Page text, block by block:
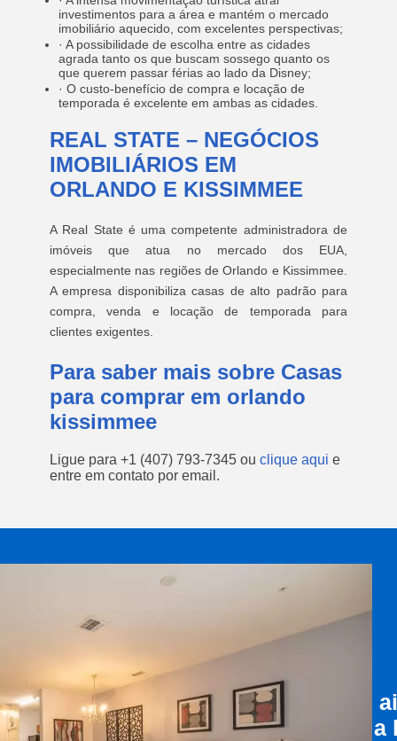
investimentos para a área e mantém o mercado
imobiliário aquecido, com excelentes perspectivas;
· A possibilidade de escolha entre as cidades
agrada tanto os que buscam sossego quanto os
que querem passar férias ao lado da Disney;
· O custo-benefício de compra e locação de
temporada é excelente em ambas as cidades.
REAL STATE – NEGÓCIOS
IMOBILIÁRIOS EM
ORLANDO E KISSIMMEE
A Real State é uma competente administradora de
imóveis que atua no mercado dos EUA,
especialmente nas regiões de Orlando e Kissimmee.
A empresa disponibiliza casas de alto padrão para
compra, venda e locação de temporada para
clientes exigentes.
Para saber mais sobre Casas
para comprar em orlando
kissimmee
Ligue para +1 (407) 793-7345 ou clique aqui e
entre em contato por email.
a